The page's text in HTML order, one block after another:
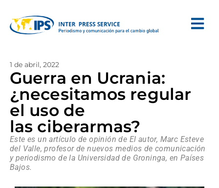
1 de abril, 2022
Guerra en Ucrania:
¿necesitamos regular
el uso de
las ciberarmas?
Este es un artículo de opinión de El autor, Marc Esteve
del Valle, profesor de nuevos medios de comunicación
y periodismo de la Universidad de Groninga, en Países
Bajos.